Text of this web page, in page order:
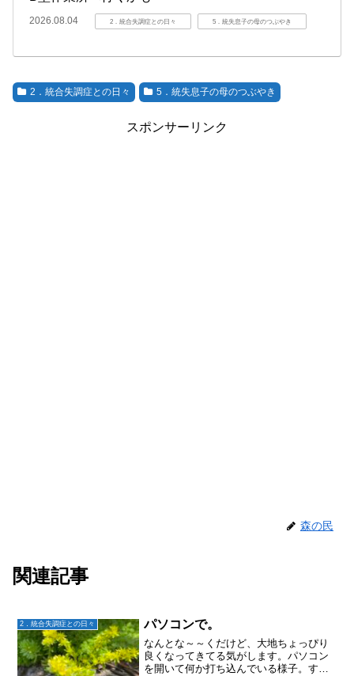
2026.08.04 2．統合失調症との日々 5．統失息子の母のつぶやき
2．統合失調症との日々 5．統失息子の母のつぶやき
スポンサーリンク
森の民
関連記事
2．統合失調症との日々 パソコンで。
なんとな～～くだけど、大地ちょっぴり
良くなってきてる気がします。パソコン
を開いて何か打ち込んでいる様子。すぐ